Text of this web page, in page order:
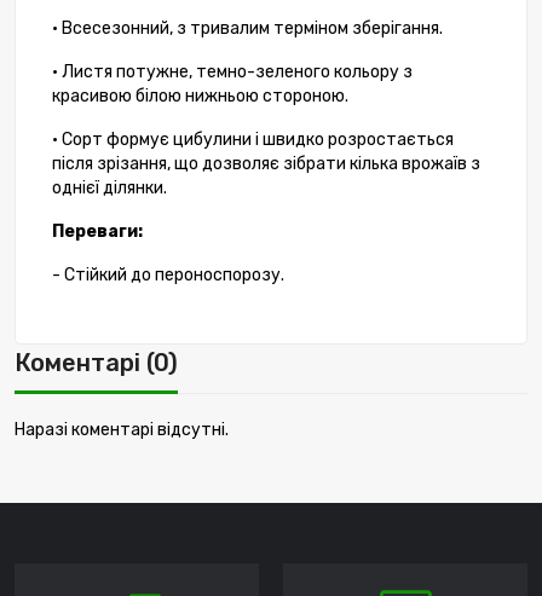
• Всесезонний, з тривалим терміном зберігання.
• Листя потужне, темно-зеленого кольору з
красивою білою нижньою стороною.
• Сорт формує цибулини і швидко розростається
після зрізання, що дозволяє зібрати кілька врожаїв з
однієї ділянки.
Переваги:
- Стійкий до пероноспорозу.
Коментарі (0)
Наразі коментарі відсутні.